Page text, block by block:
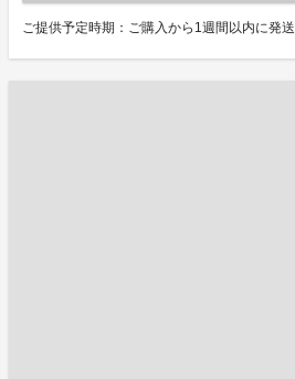
ご提供予定時期：ご購入から1週間以内に発送